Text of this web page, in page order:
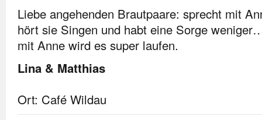
Liebe angehenden Brautpaare: sprecht mit
hört sie Singen und habt eine Sorge
mit Anne wird es super laufen.
Lina & Matthias
Ort: Café Wildau